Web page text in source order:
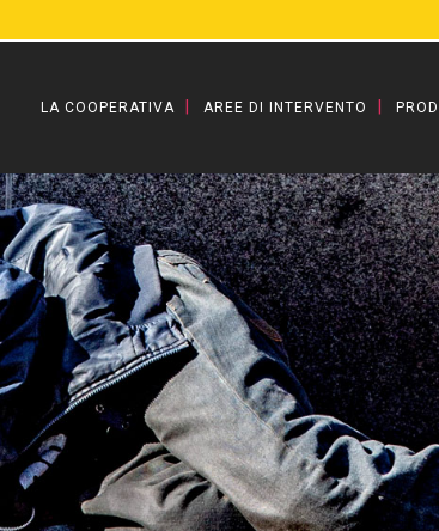
LA COOPERATIVA AREE DI INTERVENTO